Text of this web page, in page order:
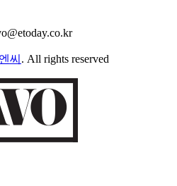
씨 . All rights reserved